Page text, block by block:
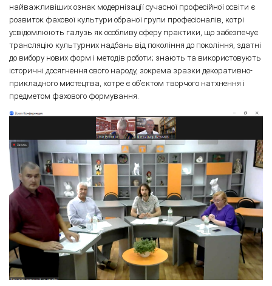
найважливіших ознак модернізації сучасної професійної освіти є
розвиток фахової культури обраної групи професіоналів, котрі
усвідомлюють галузь як особливу сферу практики, що забезпечує
трансляцію культурних надбань від покоління до покоління, здатні
до вибору нових форм і методів роботи; знають та використовують
історичні досягнення свого народу, зокрема зразки декоративно-
прикладного мистецтва, котре є об’єктом творчого натхнення і
предметом фахового формування.